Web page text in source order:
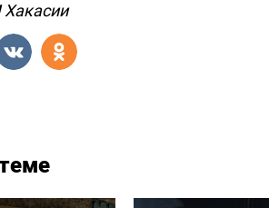
Хакасии